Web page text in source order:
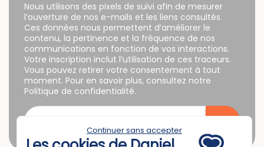
Continuer sans accepter
Nous utilisons des pixels de suivi afin de mesurer
l’ouverture de nos e-mails et les liens consultés.
Ces données nous permettent d’améliorer le
contenu, la pertinence et la fréquence de nos
communications en fonction de vos interactions.
Votre inscription inclut l’utilisation de ces traceurs.
Vous pouvez retirer votre consentement à tout
moment. Pour en savoir plus, consultez notre
Politique de confidentialité.